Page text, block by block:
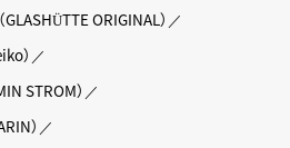
ORIGINAL）
）
STROM）
）